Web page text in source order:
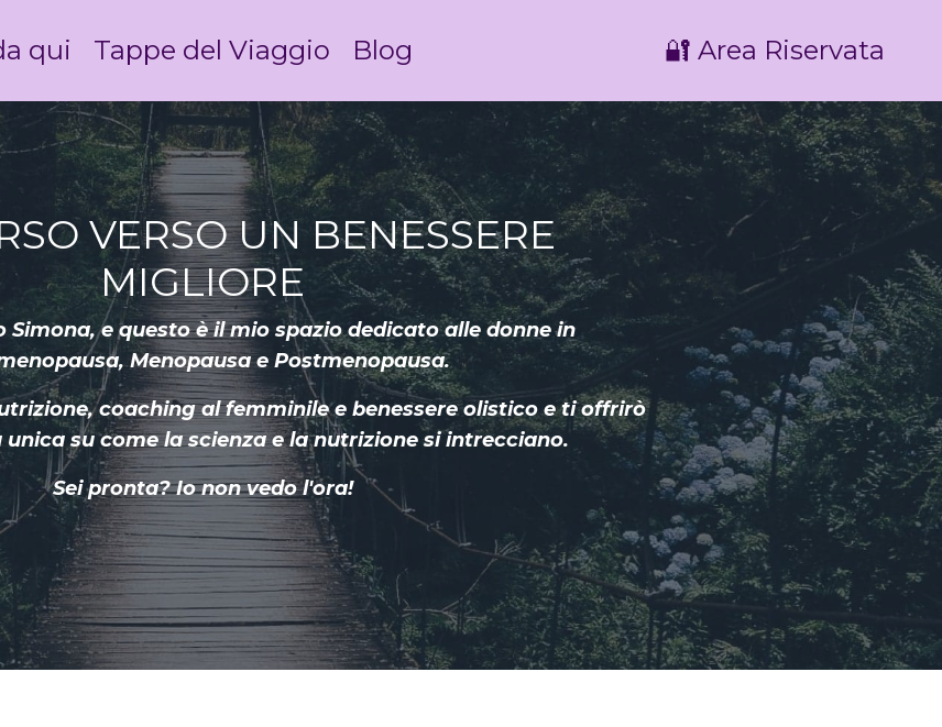
qui Tappe del Viaggio Blog 🔐 Area Riservata
VERSO UN BENESSERE
MIGLIORE
Simona, e questo è il mio spazio dedicato alle donne in
Menopausa e Postmenopausa.
coaching al femminile e benessere olistico e ti offrirò
su come la scienza e la nutrizione si intrecciano.
Sei pronta? Io non vedo l'ora!